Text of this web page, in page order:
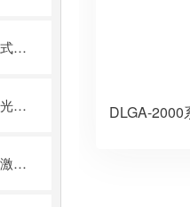
DLGA-3000系列 伴热抽取式激光气体分析系统
DLGA-4000系列 便携式激光气体分析仪
DLGA-5100系列 原位防爆激光气体分析系统